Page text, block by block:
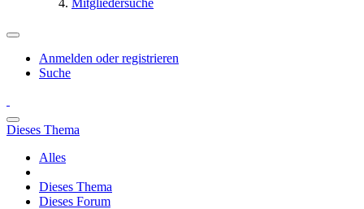
Mitgliedersuche
Anmelden oder registrieren
Suche
Dieses Thema
Alles
Dieses Thema
Dieses Forum